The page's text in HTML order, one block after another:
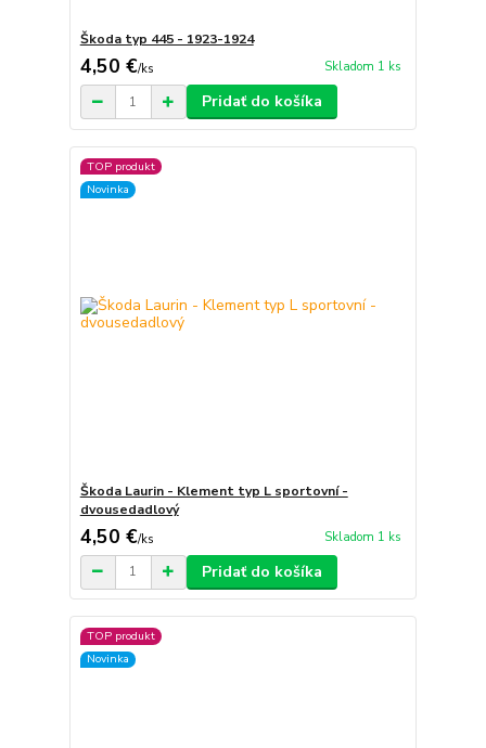
Škoda typ 445 - 1923-1924
4,50 €/ks Skladom 1 ks
Pridať do košíka
TOP produkt
Novinka
Škoda Laurin - Klement typ L sportovní -
dvousedadlový
4,50 €/ks Skladom 1 ks
Pridať do košíka
TOP produkt
Novinka